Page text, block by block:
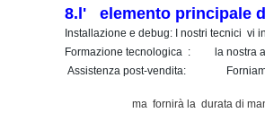
8.l' elemento principale
Installazione e debug: I nostri tecnici
Formazione tecnologica : la nostra
Assistenza post-vendita: Forniamo
ma fornirà la durata di